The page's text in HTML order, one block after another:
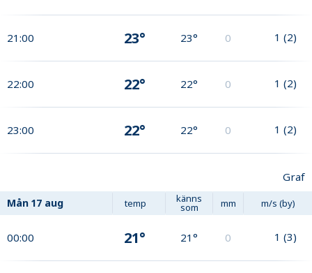
21:00 23° 23° 0 1 (2)
22:00 22° 22° 0 1 (2)
23:00 22° 22° 0 1 (2)
Graf
Mån 17 aug temp känns
som mm m/s (by)
00:00 21° 21° 0 1 (3)